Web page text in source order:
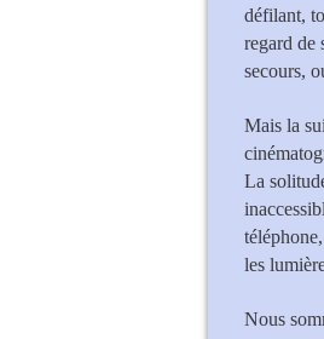
défilant,
regard de
secours,
Mais la
La
les
Nous